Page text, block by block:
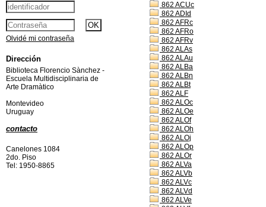
862 ACUc
862 ADId
862 AFRc
862 AFRo
862 AFRv
862 ALAs
862 ALAu
862 ALBa
862 ALBn
862 ALBt
862 ALF
862 ALOc
862 ALOe
862 ALOf
862 ALOh
862 ALOj
862 ALOp
862 ALOr
862 ALVa
862 ALVb
862 ALVc
862 ALVd
862 ALVe
Olvidé mi contraseña
Dirección
Biblioteca Florencio Sànchez -
Escuela Multidisciplinaria de
Arte Dramàtico
Montevideo
Uruguay
contacto
Canelones 1084
2do. Piso
Tel: 1950-8865